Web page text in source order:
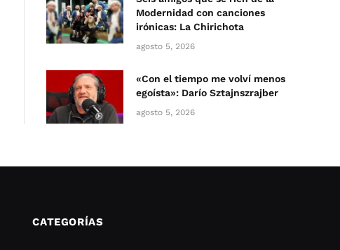
Modernidad con canciones
irónicas: La Chirichota
agosto 5, 2026
«Con el tiempo me volví menos
egoísta»: Darío Sztajnszrajber
agosto 5, 2026
CATEGORÍAS